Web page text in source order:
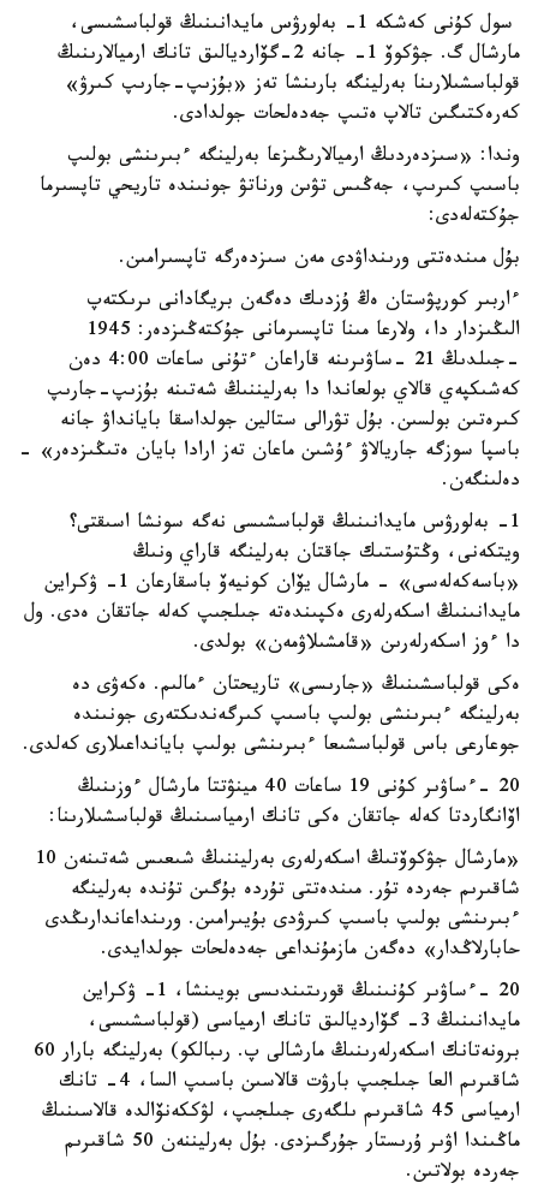
سول كۇنى كەشكە 1- بەلورۋس مايدانىنىڭ قولباسشىسى،
مارشال گ. جۋكوۆ 1- جانە 2-گۆارديالىق تانك ارميالارىنىڭ
قولباسشىلارىنا بەرلينگە بارىنشا تەز «بۇزىپ-جارىپ كىرۋ»
كەرەكتىگىن تالاپ ەتىپ جەدەلحات جولدادى.
وندا: «سىزدەردىڭ ارميالارىڭىزعا بەرلينگە ءبىرىنشى بولىپ
باسىپ كىرىپ، جەڭىس تۋىن ورناتۋ جونىندە تاريحي تاپسىرما
جۇكتەلەدى:
بۇل مىندەتتى ورىنداۋدى مەن سىزدەرگە تاپسىرامىن.
ءاربىر كورپۋستان ەڭ ۇزدىك دەگەن بريگادانى ىرىكتەپ
الىڭىزدار دا، ولارعا مىنا تاپسىرمانى جۇكتەڭىزدەر: 1945
-جىلدىڭ 21 -ساۋىرىنە قاراعان ءتۇنى ساعات 4:00 دەن
كەشىكپەي قالاي بولعاندا دا بەرليننىڭ شەتىنە بۇزىپ-جارىپ
كىرەتىن بولسىن. بۇل تۋرالى ستالين جولداسقا بايانداۋ جانە
باسپا سوزگە جاريالاۋ ءۇشىن ماعان تەز ارادا بايان ەتىڭىزدەر» -
دەلىنگەن.
1- بەلورۋس مايدانىنىڭ قولباسشىسى نەگە سونشا اسىقتى؟
ويتكەنى، وڭتۇستىك جاقتان بەرلينگە قاراي ونىڭ
«باسەكەلەسى» - مارشال يۆان كونيەۆ باسقارعان 1- ۋكراين
مايدانىنىڭ اسكەرلەرى ەكپىندەتە جىلجىپ كەلە جاتقان ەدى. ول
دا ءوز اسكەرلەرىن «قامشىلاۋمەن» بولدى.
ەكى قولباسشىنىڭ «جارىسى» تاريحتان ءمالىم. ەكەۋى دە
بەرلينگە ءبىرىنشى بولىپ باسىپ كىرگەندىكتەرى جونىندە
جوعارعى باس قولباسشىعا ءبىرىنشى بولىپ بايانداعىلارى كەلدى.
20 -ءساۋىر كۇنى 19 ساعات 40 مينۋتتا مارشال ءوزىنىڭ
اۆانگاردتا كەلە جاتقان ەكى تانك ارمياسىنىڭ قولباسشىلارىنا:
«مارشال جۋكوۆتىڭ اسكەرلەرى بەرليننىڭ شىعىس شەتىنەن 10
شاقىرىم جەردە تۇر. مىندەتتى تۇردە بۇگىن تۇندە بەرلينگە
ءبىرىنشى بولىپ باسىپ كىرۋدى بۇيىرامىن. ورىنداعاندارىڭدى
حابارلاڭدار» دەگەن مازمۇنداعى جەدەلحات جولدايدى.
20 -ءساۋىر كۇنىنىڭ قورىتىندىسى بويىنشا، 1- ۋكراين
مايدانىنىڭ 3- گۆارديالىق تانك ارمياسى (قولباسشىسى،
برونەتانك اسكەرلەرىنىڭ مارشالى پ. رىبالكو) بەرلينگە بارار 60
شاقىرىم العا جىلجىپ بارۋت قالاسىن باسىپ السا، 4- تانك
ارمياسى 45 شاقىرىم ىلگەرى جىلجىپ، لۋككەنۆالدە قالاسىنىڭ
ماڭىندا اۋىر ۇرىستار جۇرگىزدى. بۇل بەرليننەن 50 شاقىرىم
جەردە بولاتىن.